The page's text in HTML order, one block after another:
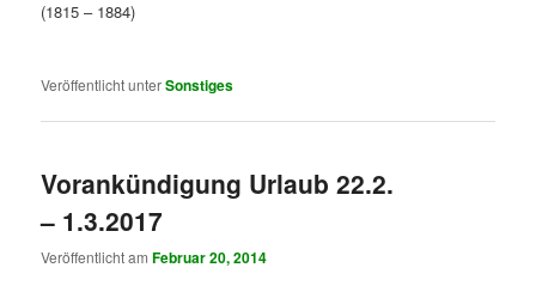
(1815 – 1884)
Veröffentlicht unterSonstiges
Vorankündigung Urlaub 22.2.
– 1.3.2017
Veröffentlicht amFebruar 20, 2014